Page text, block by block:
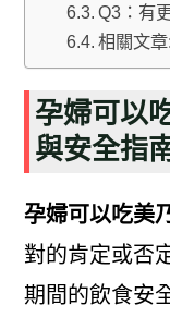
Q3：有
相關文章:
孕婦可以
與安全指
孕婦可以吃美
對的肯定或否
期間的飲食安